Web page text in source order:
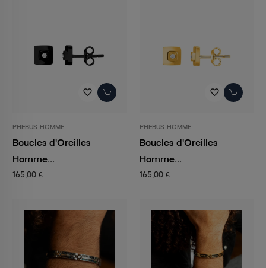
favorite_border
PHEBUS HOMME
Boucles d'Oreilles
Homme...
165,00 €
favorite_border
PHEBUS HOMME
Boucles d'Oreilles
Homme...
165,00 €